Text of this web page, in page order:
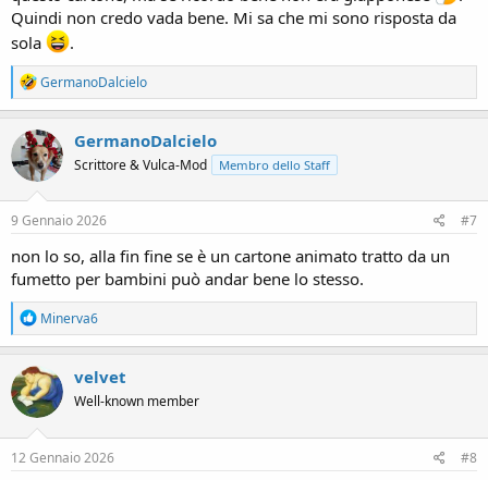
Quindi non credo vada bene. Mi sa che mi sono risposta da
sola
.
R
e
a
c
t
i
o
n
s
GermanoDalcielo
GermanoDalcielo
Scrittore & Vulca-Mod Membro dello Staff
9 Gennaio 2026 #7
non lo so, alla fin fine se è un cartone animato tratto da un
fumetto per bambini può andar bene lo stesso.
R
e
a
c
t
i
o
n
s
Minerva6
velvet
Well-known member
12 Gennaio 2026 #8